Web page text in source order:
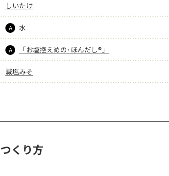
しいたけ
A 水
A 「お塩控えめの･ほんだし®」
減塩みそ
つくり方